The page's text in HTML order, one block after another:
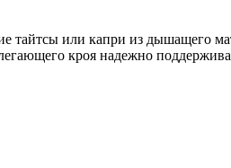
тайтсы или капри из дышащего
кроя надежно